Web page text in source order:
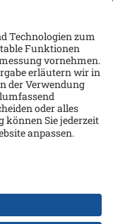
Kontakt